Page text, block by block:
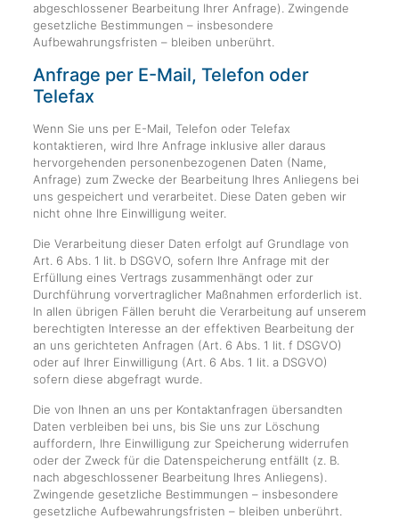
abgeschlossener Bearbeitung Ihrer Anfrage). Zwingende
gesetzliche Bestimmungen – insbesondere
Aufbewahrungsfristen – bleiben unberührt.
Anfrage per E-Mail, Telefon oder
Telefax
Wenn Sie uns per E-Mail, Telefon oder Telefax
kontaktieren, wird Ihre Anfrage inklusive aller daraus
hervorgehenden personenbezogenen Daten (Name,
Anfrage) zum Zwecke der Bearbeitung Ihres Anliegens bei
uns gespeichert und verarbeitet. Diese Daten geben wir
nicht ohne Ihre Einwilligung weiter.
Die Verarbeitung dieser Daten erfolgt auf Grundlage von
Art. 6 Abs. 1 lit. b DSGVO, sofern Ihre Anfrage mit der
Erfüllung eines Vertrags zusammenhängt oder zur
Durchführung vorvertraglicher Maßnahmen erforderlich ist.
In allen übrigen Fällen beruht die Verarbeitung auf unserem
berechtigten Interesse an der effektiven Bearbeitung der
an uns gerichteten Anfragen (Art. 6 Abs. 1 lit. f DSGVO)
oder auf Ihrer Einwilligung (Art. 6 Abs. 1 lit. a DSGVO)
sofern diese abgefragt wurde.
Die von Ihnen an uns per Kontaktanfragen übersandten
Daten verbleiben bei uns, bis Sie uns zur Löschung
auffordern, Ihre Einwilligung zur Speicherung widerrufen
oder der Zweck für die Datenspeicherung entfällt (z. B.
nach abgeschlossener Bearbeitung Ihres Anliegens).
Zwingende gesetzliche Bestimmungen – insbesondere
gesetzliche Aufbewahrungsfristen – bleiben unberührt.